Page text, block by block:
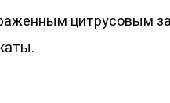
цитрусовым